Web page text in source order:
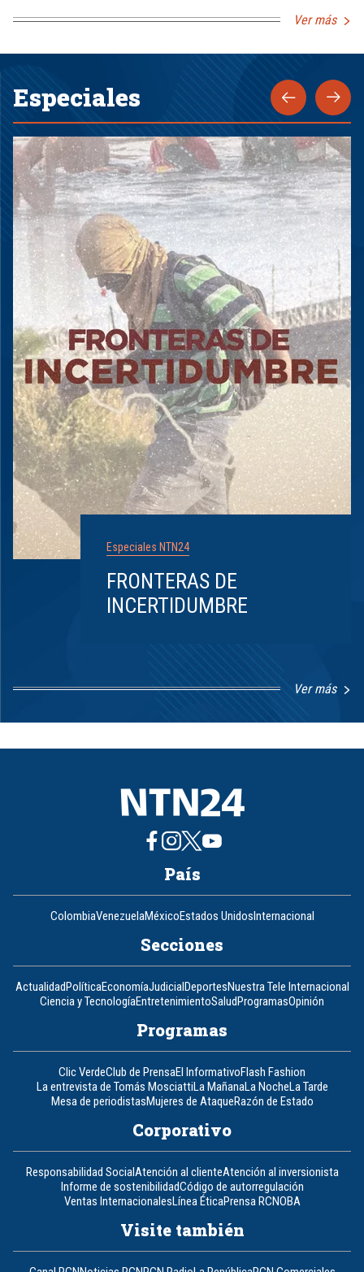
Ver más
Especiales
Especiales NTN24
FRONTERAS DE
INCERTIDUMBRE
Ver más
8
País
ColombiaVenezuelaMéxicoEstados UnidosInternacional
Secciones
ActualidadPolíticaEconomíaJudicialDeportesNuestra Tele Internacional
Ciencia y TecnologíaEntretenimientoSaludProgramasOpinión
Programas
Clic VerdeClub de PrensaEl InformativoFlash Fashion
La entrevista de Tomás MosciattiLa MañanaLa NocheLa Tarde
Mesa de periodistasMujeres de AtaqueRazón de Estado
Corporativo
Responsabilidad SocialAtención al clienteAtención al inversionista
Informe de sostenibilidadCódigo de autorregulación
Ventas InternacionalesLínea ÉticaPrensa RCNOBA
Visite también